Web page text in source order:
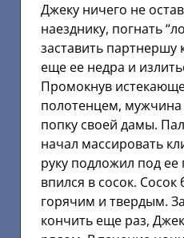
Джеку ничего не
наезднику, погнать
заставить партнершу
еще ее недра и
Промокнув
полотенцем,
попку своей дамы.
начал массировать
руку подложил под ее
впился в сосок.
горячим и твердым.
кончить еще раз,